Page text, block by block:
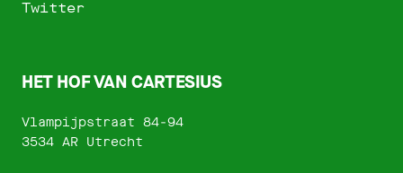
Twitter
HET HOF VAN CARTESIUS
Vlampijpstraat 84-94
3534 AR Utrecht